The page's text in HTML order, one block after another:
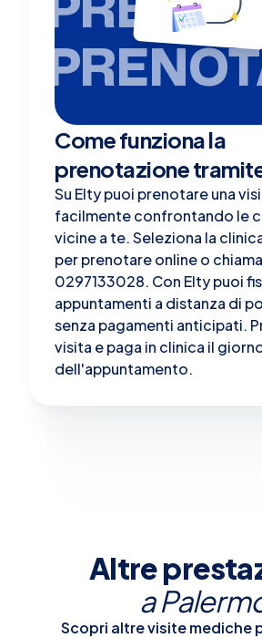
Come funziona la
prenotazione
Su Elty puoi prenotare una
facilmente confrontando le
vicine a te. Seleziona la
per prenotare online o
0297133028. Con Elty puoi
appuntamenti a distanza di
senza pagamenti anticipati.
visita e paga in clinica il
dell'appuntamento.
Altre
a
Scopri altre visite mediche